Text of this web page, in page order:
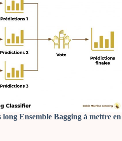
Ensemble Bagging à mettre en